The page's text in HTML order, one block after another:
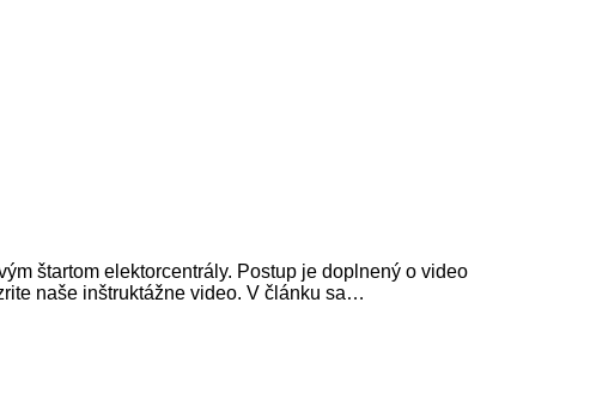
štartom elektorcentrály. Postup je doplnený o video
naše inštruktážne video. V článku sa…